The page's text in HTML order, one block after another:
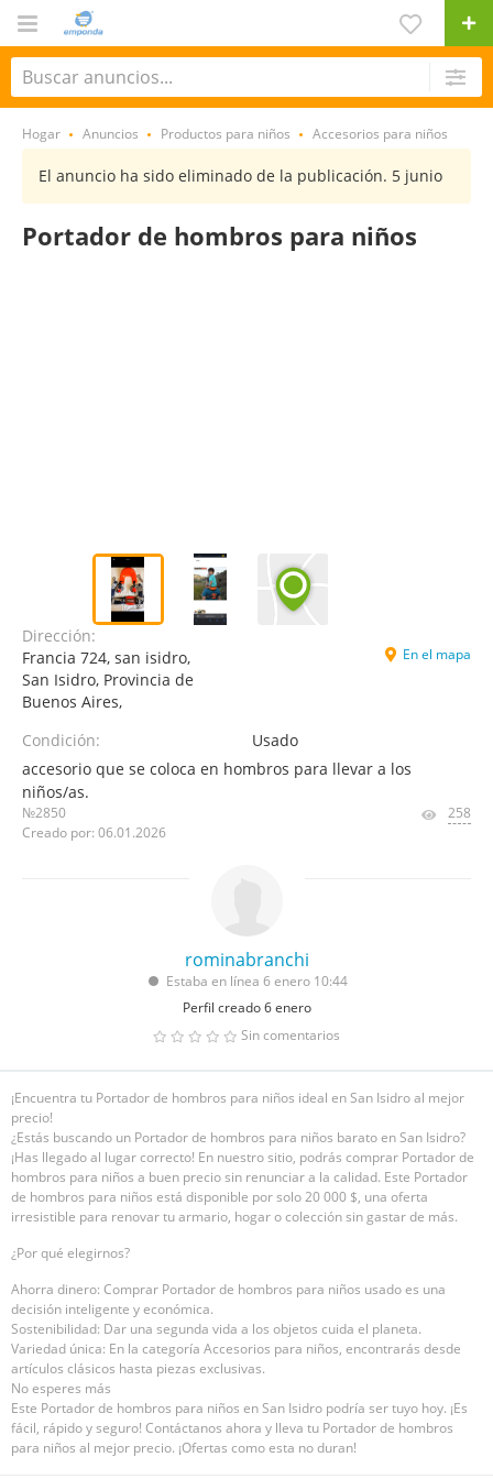
Hogar Anuncios Productos para niños Accesorios para niños
El anuncio ha sido eliminado de la publicación. 5 junio
Portador de hombros para niños
Dirección:
Francia 724, san isidro,
San Isidro, Provincia de
Buenos Aires,
En el mapa
Condición:
Usado
accesorio que se coloca en hombros para llevar a los
niños/as.
№2850
Creado por: 06.01.2026
258
rominabranchi
Estaba en línea 6 enero 10:44
Perfil creado 6 enero
Sin comentarios
¡Encuentra tu Portador de hombros para niños ideal en San Isidro al mejor
precio!
¿Estás buscando un Portador de hombros para niños barato en San Isidro?
¡Has llegado al lugar correcto! En nuestro sitio, podrás comprar Portador de
hombros para niños a buen precio sin renunciar a la calidad. Este Portador
de hombros para niños está disponible por solo 20 000 $, una oferta
irresistible para renovar tu armario, hogar o colección sin gastar de más.
¿Por qué elegirnos?
Ahorra dinero: Comprar Portador de hombros para niños usado es una
decisión inteligente y económica.
Sostenibilidad: Dar una segunda vida a los objetos cuida el planeta.
Variedad única: En la categoría Accesorios para niños, encontrarás desde
artículos clásicos hasta piezas exclusivas.
No esperes más
Este Portador de hombros para niños en San Isidro podría ser tuyo hoy. ¡Es
fácil, rápido y seguro! Contáctanos ahora y lleva tu Portador de hombros
para niños al mejor precio. ¡Ofertas como esta no duran!